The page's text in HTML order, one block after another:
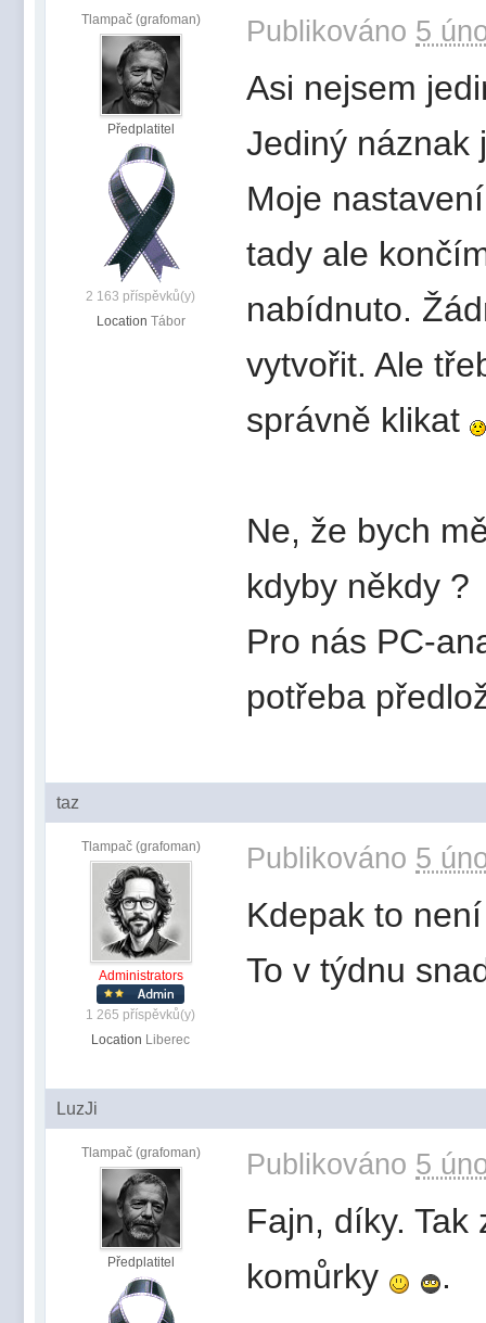
Tlampač (grafoman)
Předplatitel
2 163 příspěvků(y)
Location Tábor
Publikováno 5
Asi nejsem
Jediný náznak
Moje
tady ale
nabídnuto.
vytvořit. Ale
správně klikat
Ne, že bych
kdyby někdy ?
Pro nás PC-
potřeba
taz
Tlampač (grafoman)
Administrators
1 265 příspěvků(y)
Location Liberec
Publikováno 5
Kdepak to
To v týdnu
LuzJi
Tlampač (grafoman)
Předplatitel
Publikováno 5
Fajn, díky.
komůrky
.